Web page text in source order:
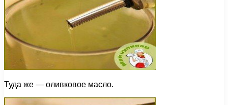
Туда же — оливковое масло.